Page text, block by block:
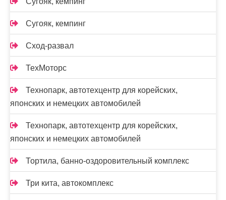
Сугояк, кемпинг
Сход-развал
ТехМоторс
Технопарк, автотехцентр для корейских,
японских и немецких автомобилей
Технопарк, автотехцентр для корейских,
японских и немецких автомобилей
Тортила, банно-оздоровительный комплекс
Три кита, автокомплекс